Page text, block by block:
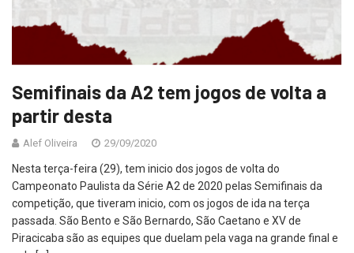
Semifinais da A2 tem jogos de volta a
partir desta
Alef Oliveira 29/09/2020
Nesta terça-feira (29), tem inicio dos jogos de volta do
Campeonato Paulista da Série A2 de 2020 pelas Semifinais da
competição, que tiveram inicio, com os jogos de ida na terça
passada. São Bento e São Bernardo, São Caetano e XV de
Piracicaba são as equipes que duelam pela vaga na grande final e